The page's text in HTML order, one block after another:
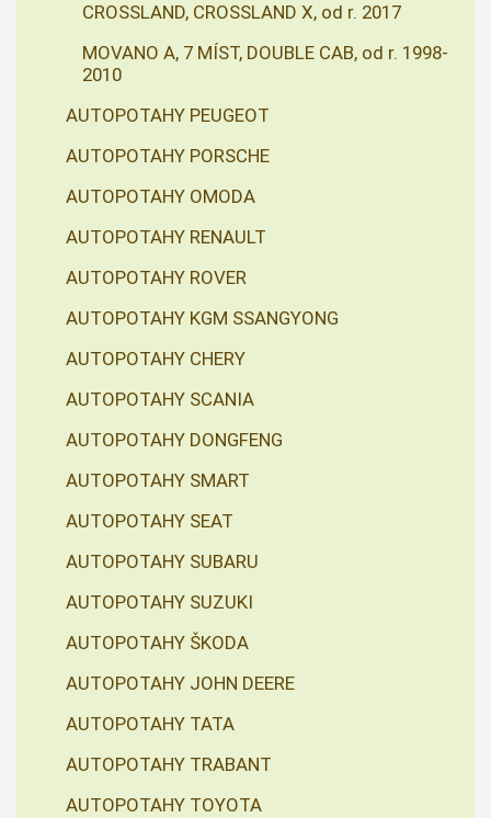
CROSSLAND, CROSSLAND X, od r. 2017
MOVANO A, 7 MÍST, DOUBLE CAB, od r. 1998-
2010
AUTOPOTAHY PEUGEOT
AUTOPOTAHY PORSCHE
AUTOPOTAHY OMODA
AUTOPOTAHY RENAULT
AUTOPOTAHY ROVER
AUTOPOTAHY KGM SSANGYONG
AUTOPOTAHY CHERY
AUTOPOTAHY SCANIA
AUTOPOTAHY DONGFENG
AUTOPOTAHY SMART
AUTOPOTAHY SEAT
AUTOPOTAHY SUBARU
AUTOPOTAHY SUZUKI
AUTOPOTAHY ŠKODA
AUTOPOTAHY JOHN DEERE
AUTOPOTAHY TATA
AUTOPOTAHY TRABANT
AUTOPOTAHY TOYOTA